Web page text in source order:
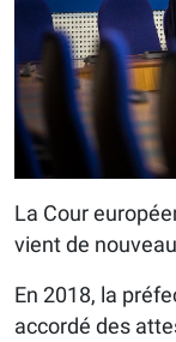
La Cour
vient de
En 2018, la
accordé des